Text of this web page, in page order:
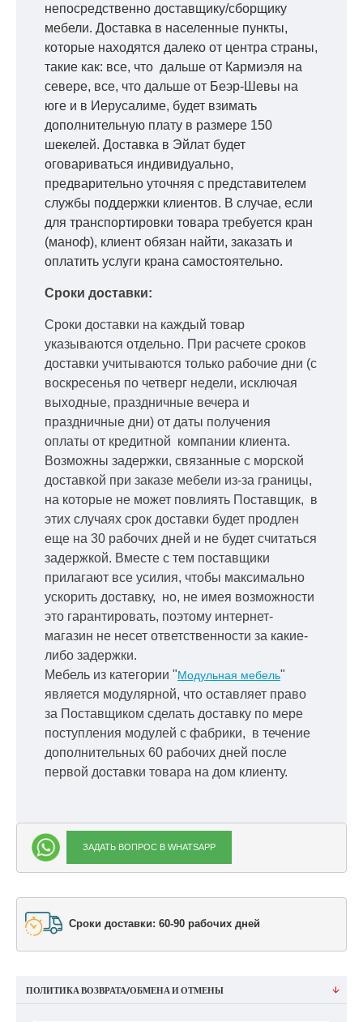
непосредственно доставщику/сборщику
мебели. Доставка в населенные пункты,
которые находятся далеко от центра страны,
такие как: все, что дальше от Кармиэля на
севере, все, что дальше от Беэр-Шевы на
юге и в Иерусалиме, будет взимать
дополнительную плату в размере 150
шекелей. Доставка в Эйлат будет
оговариваться индивидуально,
предварительно уточняя с представителем
службы поддержки клиентов. В случае, если
для транспортировки товара требуется кран
(маноф), клиент обязан найти, заказать и
оплатить услуги крана самостоятельно.
Сроки доставки:
Сроки доставки на каждый товар
указываются отдельно. При расчете сроков
доставки учитываются только рабочие дни (с
воскресенья по четверг недели, исключая
выходные, праздничные вечера и
праздничные дни) от даты получения
оплаты от кредитной компании клиента.
Возможны задержки, связанные с морской
доставкой при заказе мебели из-за границы,
на которые не может повлиять Поставщик, в
этих случаях срок доставки будет продлен
еще на 30 рабочих дней и не будет считаться
задержкой. Вместе с тем поставщики
прилагают все усилия, чтобы максимально
ускорить доставку, но, не имея возможности
это гарантировать, поэтому интернет-
магазин не несет ответственности за какие-
либо задержки.
Мебель из категории "Модульная мебель"
является модулярной, что оставляет право
за Поставщиком сделать доставку по мере
поступления модулей с фабрики, в течение
дополнительных 60 рабочих дней после
первой доставки товара на дом клиенту.
ЗАДАТЬ ВОПРОС В WHATSAPP
Сроки доставки: 60-90 рабочих дней
ПОЛИТИКА ВОЗВРАТА/ОБМЕНА И ОТМЕНЫ